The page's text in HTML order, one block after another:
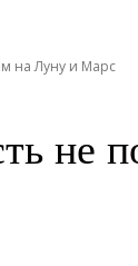
на Луну и Марс
не